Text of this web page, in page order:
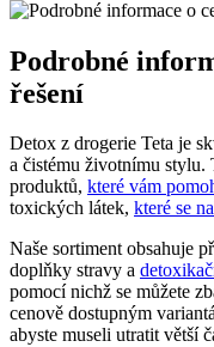
Podrobné
řešení
Detox z drogerie Teta je
a čistému životnímu stylu.
produktů, které vám
toxických látek, které se
Naše sortiment obsahuje
doplňky stravy a
pomocí nichž se můžete
cenově dostupným
abyste museli utratit větší